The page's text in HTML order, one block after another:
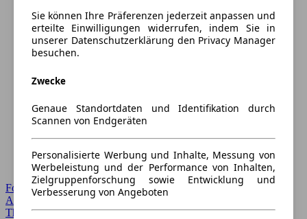
Forum Startseite
Alle Auto-Foren
Themen-Forum
Sie können Ihre Präferenzen jederzeit anpassen und
erteilte Einwilligungen widerrufen, indem Sie in
unserer Datenschutzerklärung den Privacy Manager
besuchen.
Zwecke
Genaue Standortdaten und Identifikation durch
Scannen von Endgeräten
Personalisierte Werbung und Inhalte, Messung von
Werbeleistung und der Performance von Inhalten,
Zielgruppenforschung sowie Entwicklung und
Verbesserung von Angeboten